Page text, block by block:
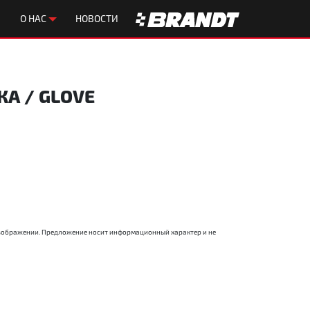
О НАС НОВОСТИ
/ GLOVE
Предложение носит информационный характер и не